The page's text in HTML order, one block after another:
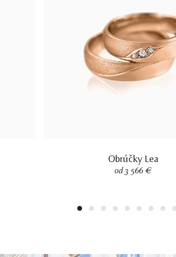
Obrúčky Lea
od 3 566 €
1 2 3 4 5 6 7 8 9